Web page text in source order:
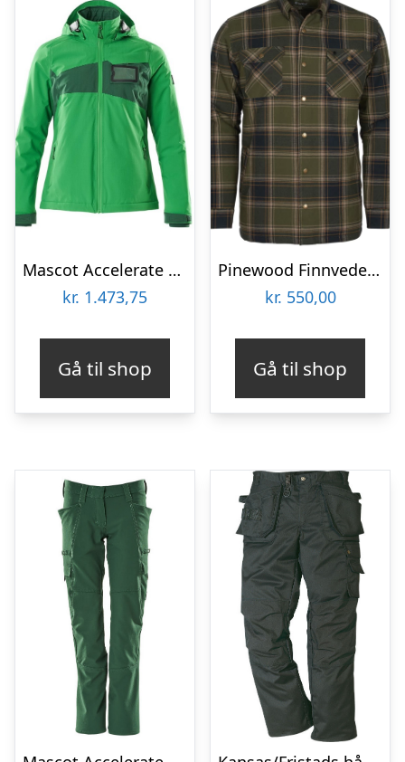
Mascot Accelerate Vinterjakke – Dame (Græsgrøn/Grøn, 2XL)
kr. 1.473,75
Gå til shop
Pinewood Finnveden Padded Overshirt (Moss Green/Black, 4XL)
kr. 550,00
Gå til shop